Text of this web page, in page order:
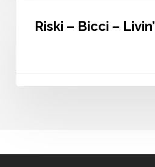
Riski – Bicci – Livin’